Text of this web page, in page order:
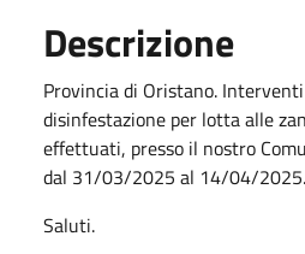
Descrizione
Provincia di Oristano.
disinfestazione per lotta alle
effettuati, presso il nostro
dal 31/03/2025 al 14/04/2025.
Saluti.